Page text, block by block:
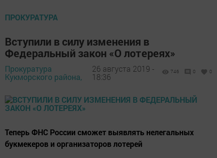
ПРОКУРАТУРА
Вступили в силу изменения в
Федеральный закон «О лотереях»
Прокуратура
Кукморского района,
26 августа 2019 -
18:36
746 0 0
Теперь ФНС России сможет выявлять нелегальных
букмекеров и организаторов лотерей